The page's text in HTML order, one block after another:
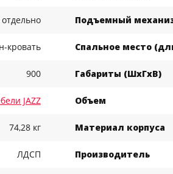
Подъемный
кровать Спальное место
900 Габариты (ШхГхВ)
JAZZ Объем
74,28 кг Материал корпуса
ЛДСП Производитель